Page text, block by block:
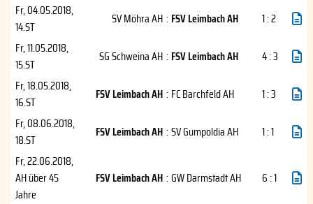
Fr, 04.05.2018,
14.ST
SV Möhra AH : FSV Leimbach AH
1 : 2
Fr, 11.05.2018,
15.ST
SG Schweina AH : FSV Leimbach AH
4 : 3
Fr, 18.05.2018,
16.ST
FSV Leimbach AH : FC Barchfeld AH
1 : 3
Fr, 08.06.2018,
18.ST
FSV Leimbach AH :SV Gumpoldia AH
1 : 1
Fr, 22.06.2018,
AH über 45
Jahre
FSV Leimbach AH :GW Darmstadt AH 6 : 1